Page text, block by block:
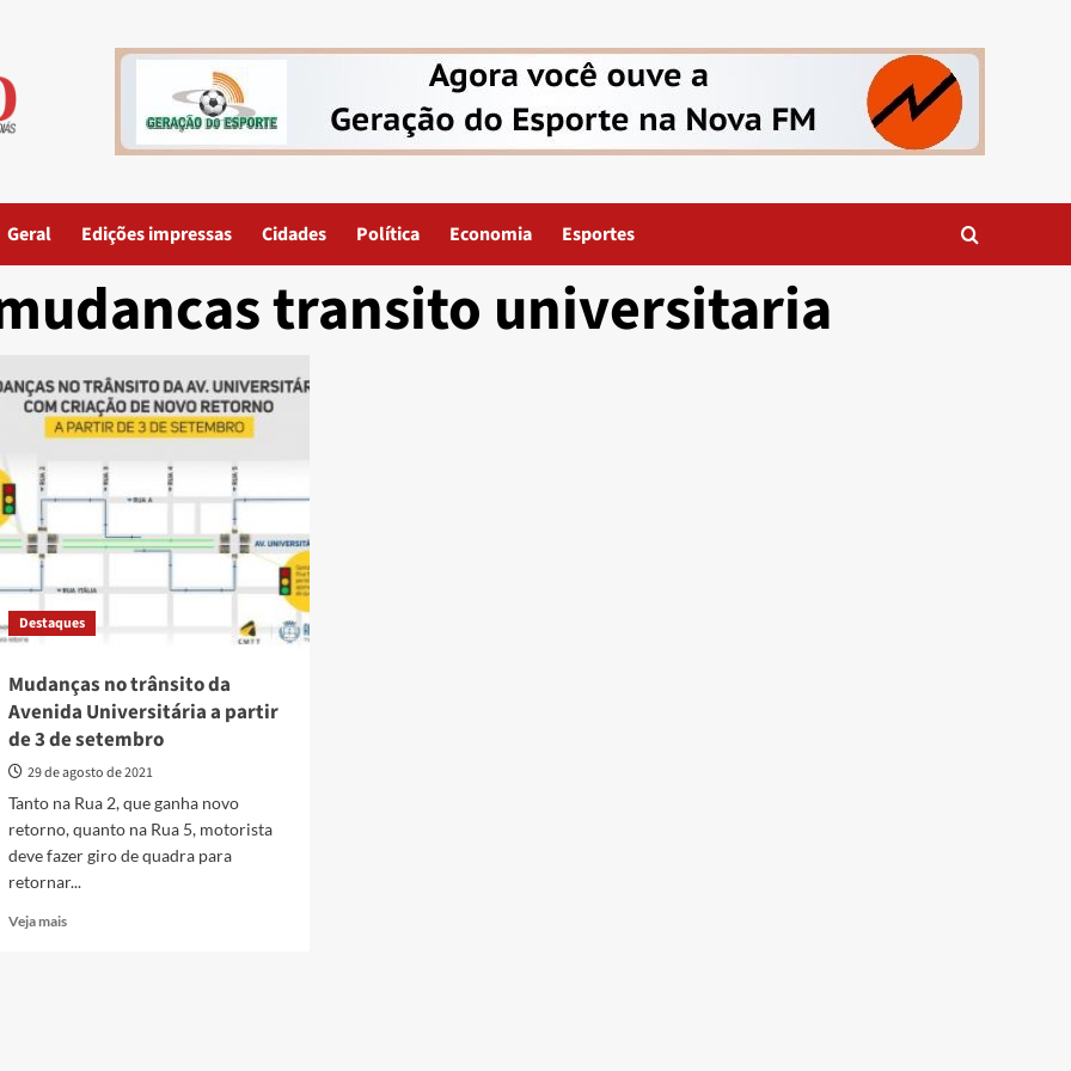
Geral Edições impressas Cidades Política Economia Esportes
transito universitaria
Destaques
Mudanças no trânsito da
Avenida Universitária a partir
de 3 de setembro
29 de agosto de 2021
Tanto na Rua 2, que ganha novo
retorno, quanto na Rua 5, motorista
deve fazer giro de quadra para
retornar...
Veja maisRead